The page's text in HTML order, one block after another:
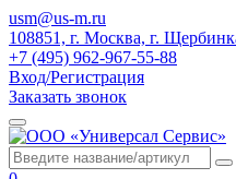
usm@us-m.ru
108851, г. Москва, г.
+7 (495) 962-967-55-88
Вход/Регистрация
Заказать звонок